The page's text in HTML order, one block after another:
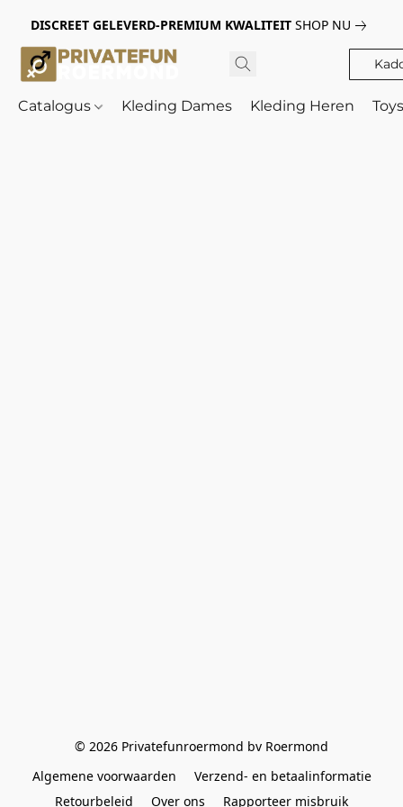
DISCREET GELEVERD-PREMIUM KWALITEIT SHOP NU
Catalogus Kleding Dames Kleding Heren
© 2026 Privatefunroermond bv Roermond
Algemene voorwaarden
Verzend- en betaalinformatie
Retourbeleid
Over ons Rapporteer misbruik